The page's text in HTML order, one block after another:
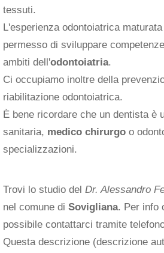
tessuti.
L'esperienza odontoiatrica
permesso di sviluppare
ambiti dell'odontoiatria.
Ci occupiamo inoltre della
riabilitazione odontoiatrica.
È bene ricordare che un dentista è
sanitaria, medico chirurgo o
specializzazioni.
Trovi lo studio del Dr. Alessandro
nel comune di Sovigliana. Per info
possibile contattarci tramite
Questa descrizione (descrizione